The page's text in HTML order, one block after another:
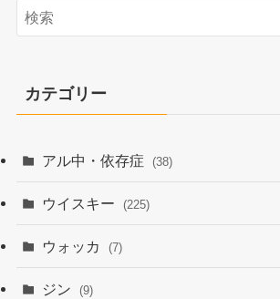
カテゴリー
アル中・依存症 (38)
ウイスキー (225)
ウォッカ (7)
ジン (9)